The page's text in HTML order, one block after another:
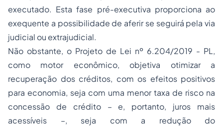
executado. Esta fase pré-executiva proporciona ao
exequente a possibilidade de aferir se seguirá pela via
judicial ou extrajudicial.
Não obstante, o Projeto de Lei nº 6.204/2019 - PL,
como motor econômico, objetiva otimizar a
recuperação dos créditos, com os efeitos positivos
para economia, seja com uma menor taxa de risco na
concessão de crédito – e, portanto, juros mais
acessíveis –, seja com a redução do